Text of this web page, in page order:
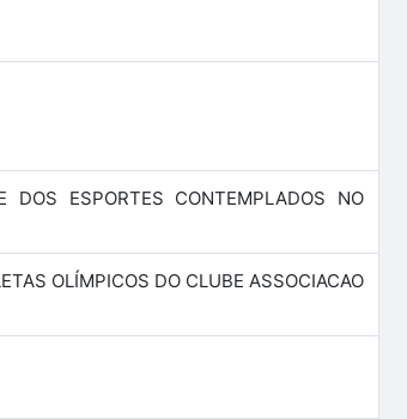
DOS ESPORTES CONTEMPLADOS NO
OLÍMPICOS DO CLUBE ASSOCIACAO